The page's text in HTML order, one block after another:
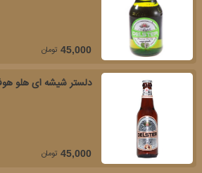
45,000 تومان
دلستر شیشه ای هلو
45,000 تومان